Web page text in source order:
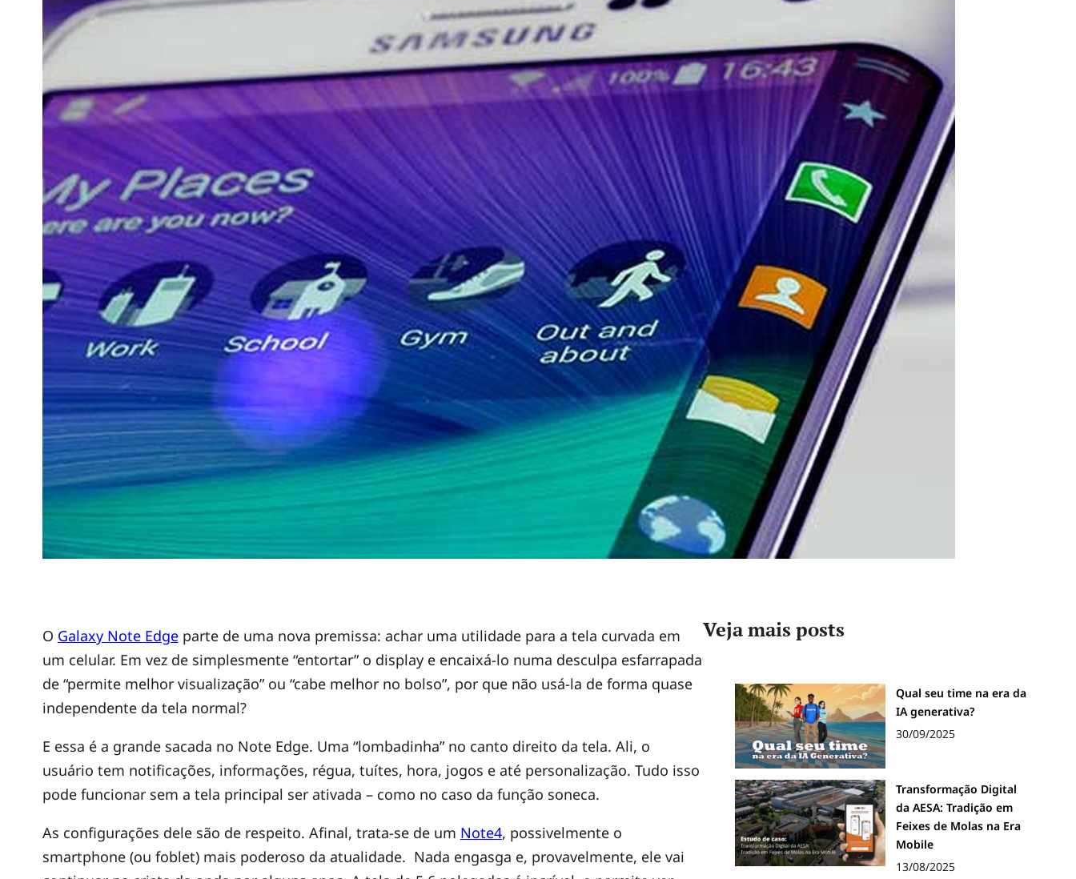
G
a
l
a
x
O Galaxy Note Edgeparte de uma nova premissa: achar uma utilidade para a tela curvada em
um celular. Em vez de simplesmente “entortar” o display e encaixá-lo numa desculpa esfarrapada
de “permite melhor visualização” ou “cabe melhor no bolso”, por que não usá-la de forma quase
independente da tela normal?
E essa é a grande sacada no Note Edge. Uma “lombadinha” no canto direito da tela. Ali, o
usuário tem notificações, informações, régua, tuítes, hora, jogos e até personalização. Tudo isso
pode funcionar sem a tela principal ser ativada – como no caso da função soneca.
As configurações dele são de respeito. Afinal, trata-se de um Note4, possivelmente o
smartphone (ou foblet) mais poderoso da atualidade. Nada engasga e, provavelmente, ele vai
Veja mais posts
Qual seu time na era da
IA generativa?
30/09/2025
Transformação Digital
da AESA: Tradição em
Feixes de Molas na Era
Mobile
13/08/2025